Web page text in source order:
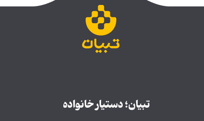
تبیان؛ دستیار خانواده